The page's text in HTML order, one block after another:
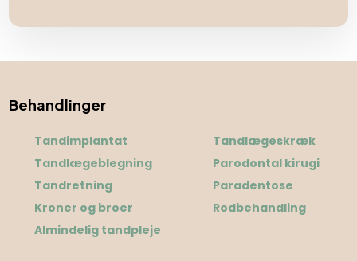
Behandlinger
Tandimplantat
Tandlægeblegning
Tandretning
Kroner og broer
Almindelig tandpleje
Tandlægeskræk
Parodontal kirugi
Paradentose
Rodbehandling